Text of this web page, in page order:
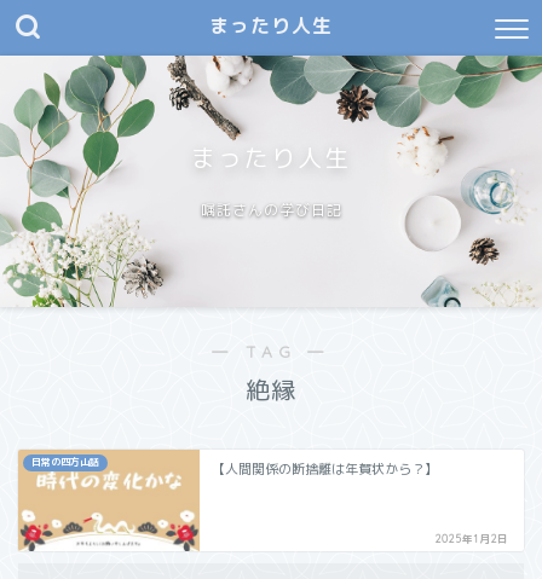
まったり人生
まったり人生
嘱託さんの学び日記
― TAG ―
絶縁
日常の四方山話 【人間関係の断捨離は年賀状から？】
2025年1月2日